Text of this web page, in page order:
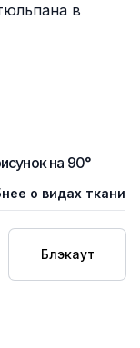
в
на 90°
о видах ткани
Блэкаут